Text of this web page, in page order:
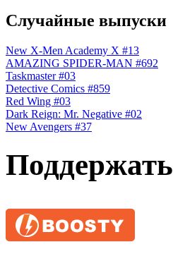
Случайные выпуски
New X-Men Academy X #13
AMAZING SPIDER-MAN #692
Taskmaster #03
Detective Comics #859
Red Wing #03
Dark Reign: Mr. Negative #02
New Avengers #37
Поддержать